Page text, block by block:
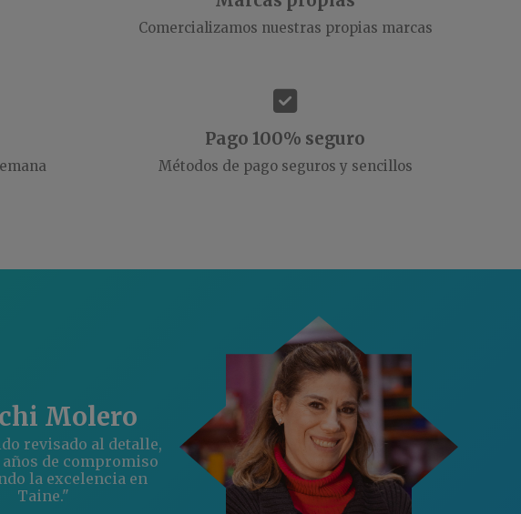
Comercializamos nuestras propias marcas
Pago 100% seguro
Métodos de pago seguros y sencillos
Molero
revisado al detalle,
años de compromiso
la excelencia en
Taine."